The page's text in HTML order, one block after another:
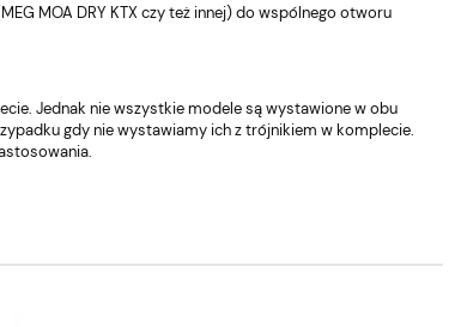
MOA DRY KTX czy też innej) do wspólnego otworu
Jednak nie wszystkie modele są wystawione w obu
gdy nie wystawiamy ich z trójnikiem w komplecie.